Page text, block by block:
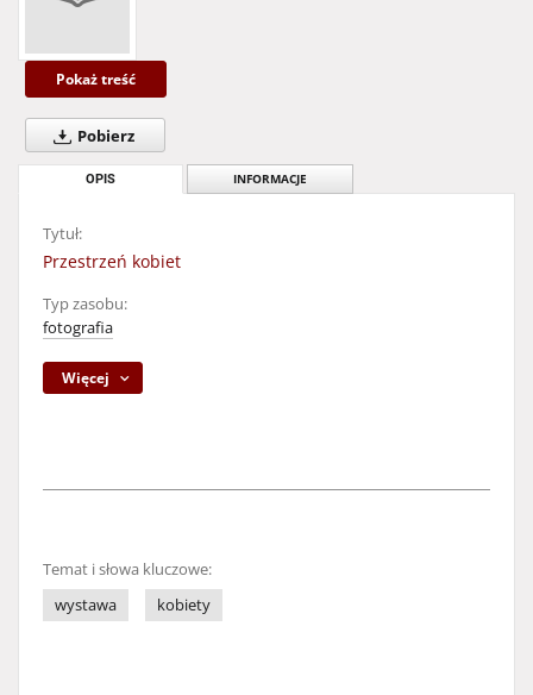
Pokaż treść
Pobierz
OPIS INFORMACJE
Tytuł:
Przestrzeń kobiet
Typ zasobu:
fotografia
Więcej
Temat i słowa kluczowe:
wystawa
kobiety